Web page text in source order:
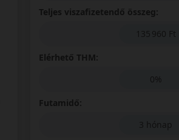
Teljes viszafizetendő összeg:
135 960 Ft
Elérhető THM:
0%
Futamidő:
3 hónap